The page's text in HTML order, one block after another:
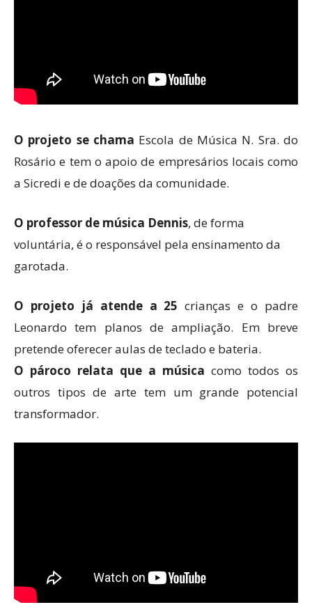
O projeto se chama Escola de Música N. Sra. do
Rosário e tem o apoio de empresários locais como
a Sicredi e de doações da comunidade.
O professor de música Dennis, de forma
voluntária, é o responsável pela ensinamento da
garotada.
O projeto já atende a 25 crianças e o padre
Leonardo tem planos de ampliação. Em breve
pretende oferecer aulas de teclado e bateria.
O pároco relata que a música como todos os
outros tipos de arte tem um grande potencial
transformador.